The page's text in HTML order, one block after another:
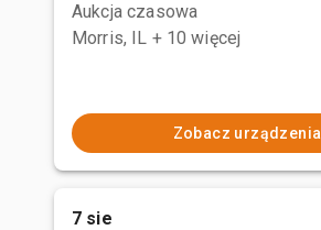
Aukcja czasowa
Morris, IL + 10 więcej
Zobacz urządzenia
7 sie